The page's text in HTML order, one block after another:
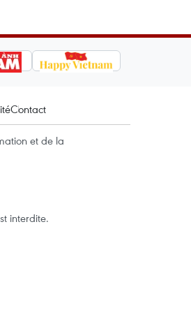
Contact
et de la
interdite.